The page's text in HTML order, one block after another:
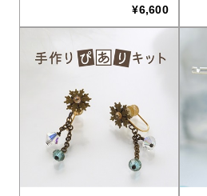
¥6,600